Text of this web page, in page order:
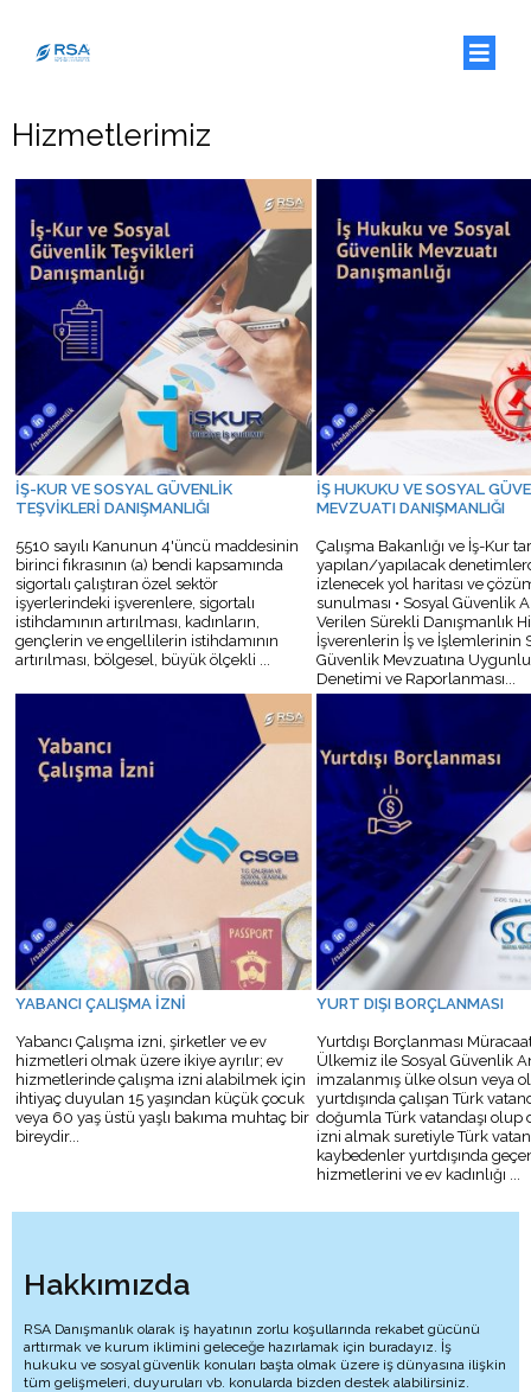
Hizmetlerimiz
İŞ-KUR VE SOSYAL GÜVENLİK
TEŞVİKLERİ DANIŞMANLIĞI
5510 sayılı Kanunun 4'üncü maddesinin
birinci fıkrasının (a) bendi kapsamında
sigortalı çalıştıran özel sektör
işyerlerindeki işverenlere, sigortalı
istihdamının artırılması, kadınların,
gençlerin ve engellilerin istihdamının
artırılması, bölgesel, büyük ölçekli ...
İŞ HUKUKU VE SOSYAL
MEVZUATI DANIŞMANLIĞI
Çalışma Bakanlığı ve İş-Kur
yapılan/yapılacak
izlenecek yol haritası ve
sunulması • Sosyal Güvenlik
Verilen Sürekli Danışmanlık
İşverenlerin İş ve İşlemlerinin
Güvenlik Mevzuatına
Denetimi ve Raporlanması...
YABANCI ÇALIŞMA İZNİ
Yabancı Çalışma izni, şirketler ve ev
hizmetleri olmak üzere ikiye ayrılır; ev
hizmetlerinde çalışma izni alabilmek için
ihtiyaç duyulan 15 yaşından küçük çocuk
veya 60 yaş üstü yaşlı bakıma muhtaç bir
bireydir...
YURT DIŞI BORÇLANMASI
Yurtdışı Borçlanması
Ülkemiz ile Sosyal Güvenlik
imzalanmış ülke olsun veya
yurtdışında çalışan Türk
doğumla Türk vatandaşı olup
izni almak suretiyle Türk
kaybedenler yurtdışında
hizmetlerini ve ev kadınlığı ...
Hakkımızda
RSA Danışmanlık olarak iş hayatının zorlu koşullarında rekabet gücünü
arttırmak ve kurum iklimini geleceğe hazırlamak için buradayız. İş
hukuku ve sosyal güvenlik konuları başta olmak üzere iş dünyasına ilişkin
tüm gelişmeleri, duyuruları vb. konularda bizden destek alabilirsiniz.